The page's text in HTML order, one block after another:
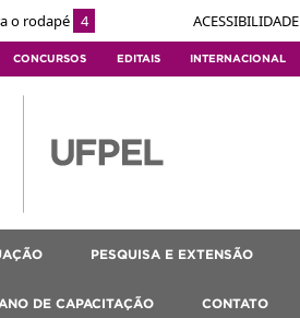
o rodapé 4 ACESSIBILIDADE
CONCURSOS EDITAIS INTERNACIONAL
PESQUISA E EXTENSÃO
DE CAPACITAÇÃO CONTATO